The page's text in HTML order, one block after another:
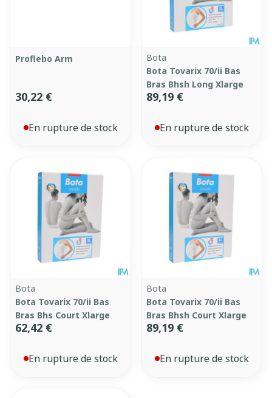
Proflebo Arm
30,22 €
En rupture de stock
Bota
Bota Tovarix 70/ii Bas
Bras Bhsh Long Xlarge
89,19 €
En rupture de stock
Bota
Bota Tovarix 70/ii Bas
Bras Bhs Court Xlarge
62,42 €
En rupture de stock
Bota
Bota Tovarix 70/ii Bas
Bras Bhsh Court Xlarge
89,19 €
En rupture de stock